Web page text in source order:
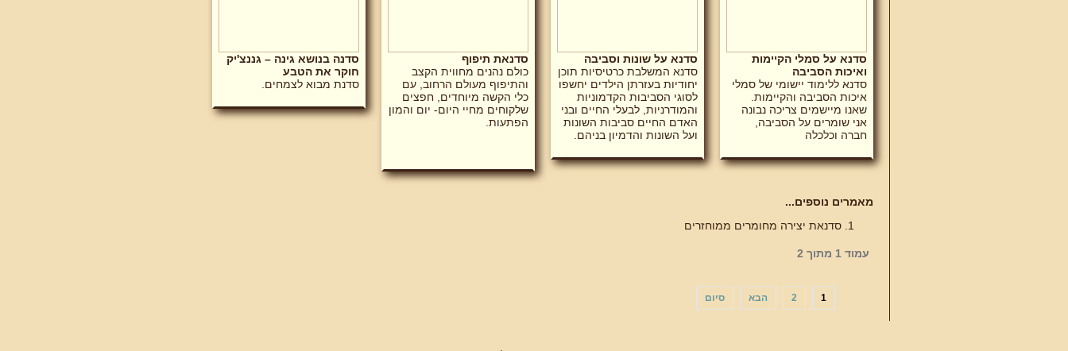
סדנא על סמלי הקיימות
ואיכות הסביבה
סדנא ללימוד יישומי של סמלי
איכות הסביבה והקיימות.
שאנו מיישמים צריכה נבונה
אני שומרים על הסביבה,
חברה וכלכלה
סדנא על שונות וסביבה
סדנא המשלבת כרטיסיות תוכן
יחודיות בעזרתן הילדים יחשפו
לסוגי הסביבות הקדמוניות
והמודרניות, לבעלי החיים ובני
האדם החיים סביבות השונות
ועל השונות והדמיון בניהם.
סדנאת תיפוף
כולם נהנים מחווית הקצב
והתיפוף מעולם הרחוב, עם
כלי הקשה מיוחדים, חפצים
שלקוחים מחיי היום- יום והמון
הפתעות.
סדנה בנושא גינה – גננצ'יק
חוקר את הטבע
סדנת מבוא לצמחים.
מאמרים נוספים...
סדנאת יצירה מחומרים ממוחזרים
עמוד 1 מתוך 2
1
2 הבא סיום